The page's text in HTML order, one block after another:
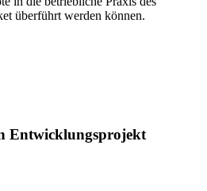
überführt werden können.
Entwicklungsprojekt